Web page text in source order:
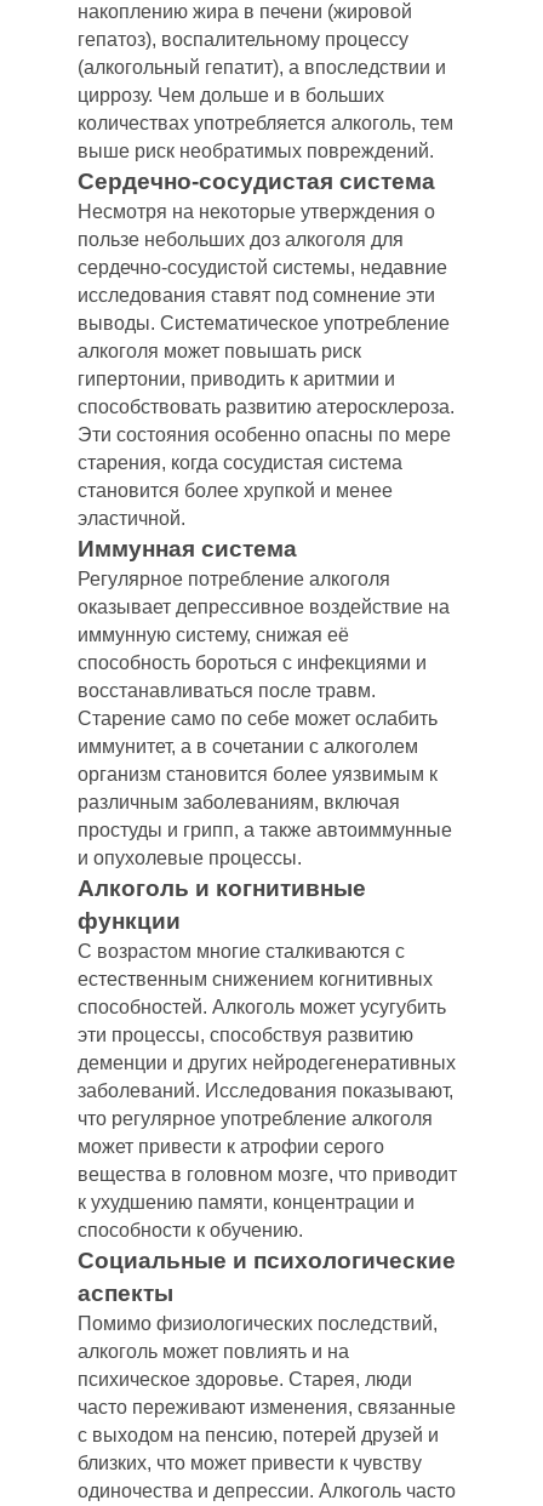
накоплению жира в печени (жировой
гепатоз), воспалительному процессу
(алкогольный гепатит), а впоследствии и
циррозу. Чем дольше и в больших
количествах употребляется алкоголь, тем
выше риск необратимых повреждений.
Сердечно-сосудистая система
Несмотря на некоторые утверждения о
пользе небольших доз алкоголя для
сердечно-сосудистой системы, недавние
исследования ставят под сомнение эти
выводы. Систематическое употребление
алкоголя может повышать риск
гипертонии, приводить к аритмии и
способствовать развитию атеросклероза.
Эти состояния особенно опасны по мере
старения, когда сосудистая система
становится более хрупкой и менее
эластичной.
Иммунная система
Регулярное потребление алкоголя
оказывает депрессивное воздействие на
иммунную систему, снижая её
способность бороться с инфекциями и
восстанавливаться после травм.
Старение само по себе может ослабить
иммунитет, а в сочетании с алкоголем
организм становится более уязвимым к
различным заболеваниям, включая
простуды и грипп, а также автоиммунные
и опухолевые процессы.
Алкоголь и когнитивные
функции
С возрастом многие сталкиваются с
естественным снижением когнитивных
способностей. Алкоголь может усугубить
эти процессы, способствуя развитию
деменции и других нейродегенеративных
заболеваний. Исследования показывают,
что регулярное употребление алкоголя
может привести к атрофии серого
вещества в головном мозге, что приводит
к ухудшению памяти, концентрации и
способности к обучению.
Социальные и психологические
аспекты
Помимо физиологических последствий,
алкоголь может повлиять и на
психическое здоровье. Старея, люди
часто переживают изменения, связанные
с выходом на пенсию, потерей друзей и
близких, что может привести к чувству
одиночества и депрессии. Алкоголь часто